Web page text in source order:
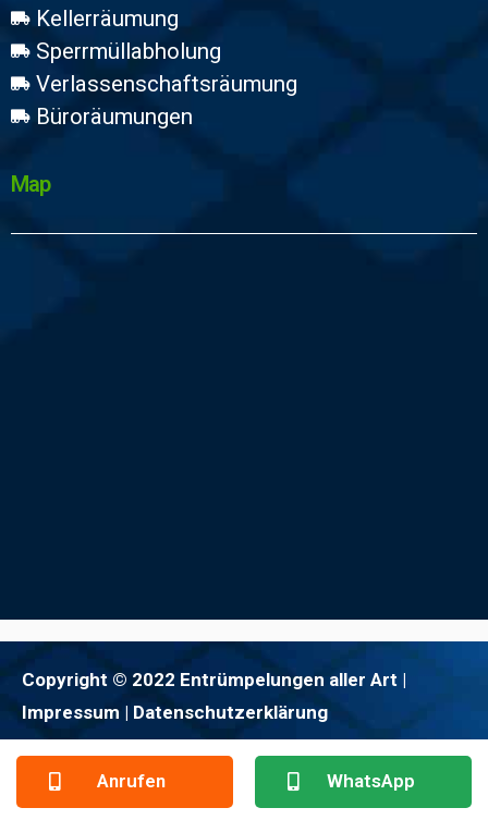
Kellerräumung
Sperrmüllabholung
Verlassenschaftsräumung
Büroräumungen
Map
Copyright © 2022 Entrümpelungen aller Art |
Impressum | Datenschutzerklärung
Anrufen WhatsApp